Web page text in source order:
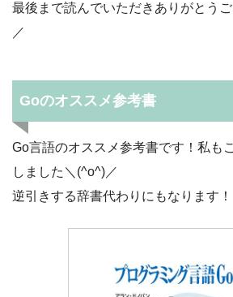
最後まで読んでいただきありがとう
／
Goのオススメ参考書
Go言語のオススメ参考書です！私も
しました＼(^o^)／
逆引きする辞書代わりにもなります！